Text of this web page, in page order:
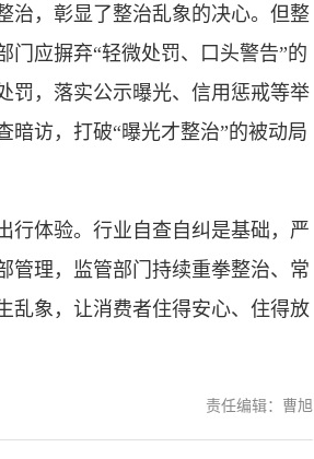
治，彰显了整治乱象的决心。但整
门应摒弃“轻微处罚、口头警告”的
罚，落实公示曝光、信用惩戒等举
暗访，打破“曝光才整治”的被动局
体验。行业自查自纠是基础，严
管理，监管部门持续重拳整治、常
乱象，让消费者住得安心、住得放
责任编辑：曹旭